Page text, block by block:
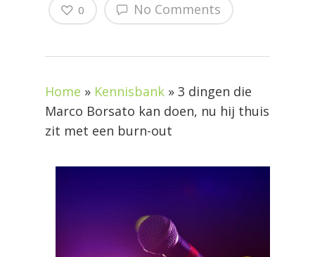
No Comments
0
Home » Kennisbank » 3 dingen die
Marco Borsato kan doen, nu hij thuis
zit met een burn-out